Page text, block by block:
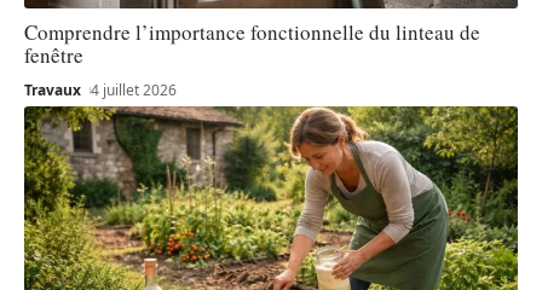
Comprendre l’importance fonctionnelle du linteau de
fenêtre
Travaux 4 juillet 2026